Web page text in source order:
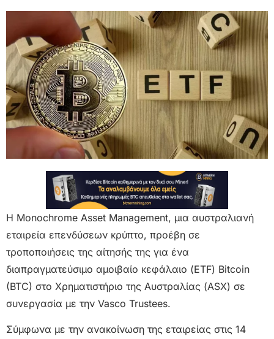
Η Monochrome Asset Management, μια αυστραλιανή
εταιρεία επενδύσεων κρύπτο, προέβη σε
τροποποιήσεις της αίτησής της για ένα
διαπραγματεύσιμο αμοιβαίο κεφάλαιο (ETF) Bitcoin
(BTC) στο Χρηματιστήριο της Αυστραλίας (ASX) σε
συνεργασία με την Vasco Trustees.
Σύμφωνα με την ανακοίνωση της εταιρείας στις 14